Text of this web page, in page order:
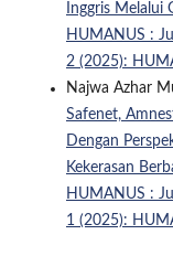
Inggris
HUMANUS :
2 (2025):
Najwa Azhar
Safenet,
Dengan
Kekerasan
HUMANUS :
1 (2025):